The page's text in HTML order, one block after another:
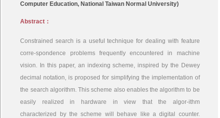
Computer Education, National Taiwan Normal University)
Abstract：
Constrained search is a useful technique for dealing with feature
corre-spondence problems frequently encountered in machine
vision. In this paper, an indexing scheme, inspired by the Dewey
decimal notation, is proposed for simplifying the implementation of
the search algorithm. This scheme also enables the algorithm to be
easily realized in hardware in view that the algor-ithm
characterized by the scheme will behave like a digital counter.